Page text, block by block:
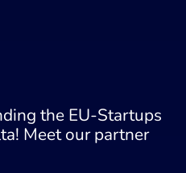
the EU-Startups
Meet our partner